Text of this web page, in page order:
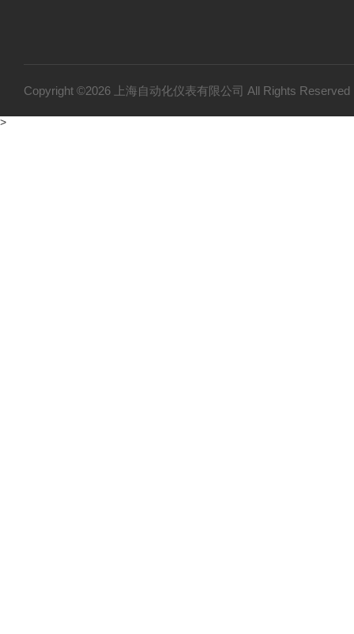
Copyright ©2026 上海自动化仪表有限公司 All Rights
>